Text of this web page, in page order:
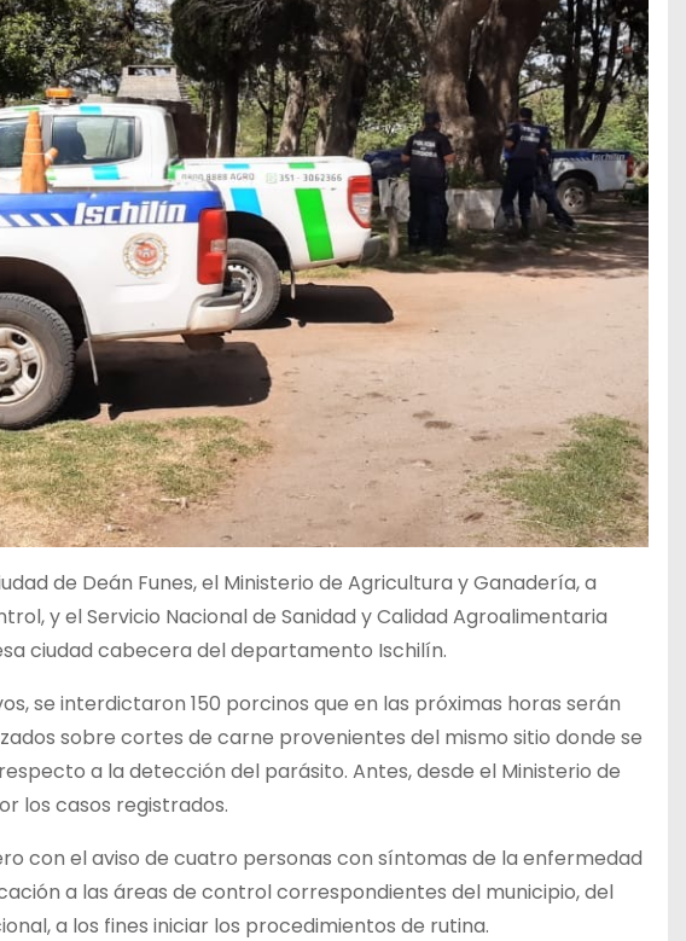
de Deán Funes, el Ministerio de Agricultura y Ganadería, a
y el Servicio Nacional de Sanidad y Calidad Agroalimentaria
ciudad cabecera del departamento Ischilín.
se interdictaron 150 porcinos que en las próximas horas serán
sobre cortes de carne provenientes del mismo sitio donde se
a la detección del parásito. Antes, desde el Ministerio de
los casos registrados.
con el aviso de cuatro personas con síntomas de la enfermedad
a las áreas de control correspondientes del municipio, del
a los fines iniciar los procedimientos de rutina.